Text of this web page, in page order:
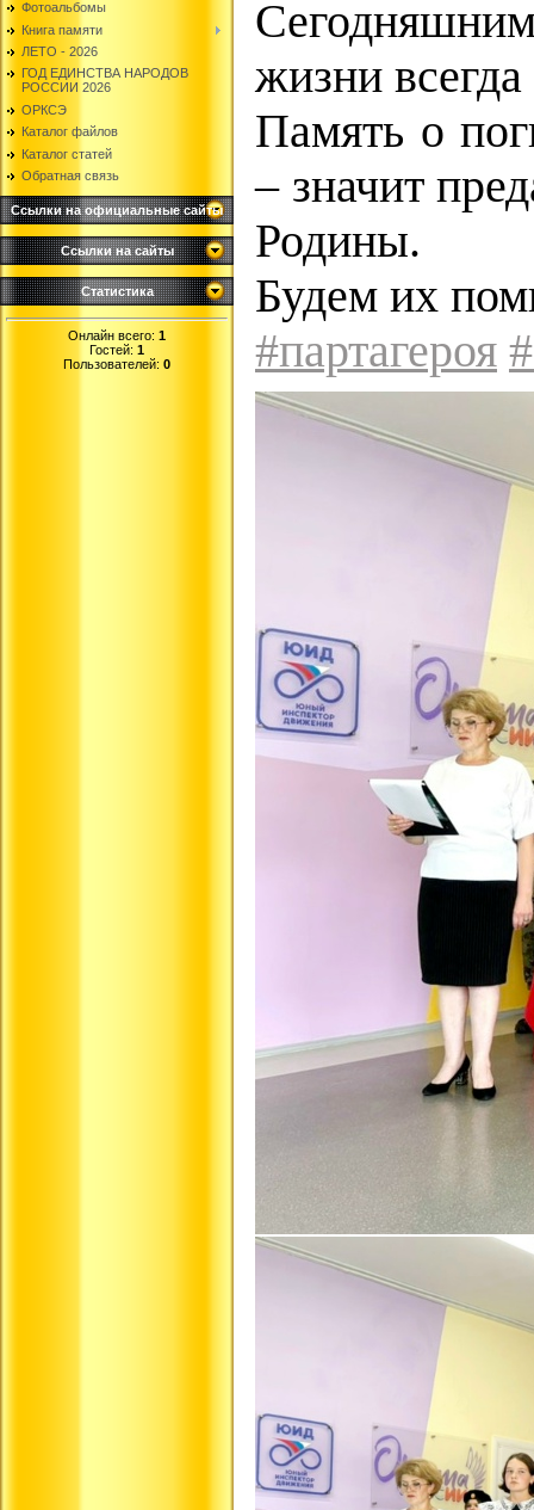
Фотоальбомы
Книга памяти
ЛЕТО - 2026
ГОД ЕДИНСТВА НАРОДОВ
РОССИИ 2026
ОРКСЭ
Каталог файлов
Каталог статей
Обратная связь
Ссылки на официальные сайты
Ссылки на сайты
Статистика
Онлайн всего: 1
Гостей: 1
Пользователей: 0
жизни всегда
Память о
– значит
Родины.
Будем их
#партагероя